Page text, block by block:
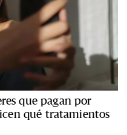
que pagan por
qué tratamientos